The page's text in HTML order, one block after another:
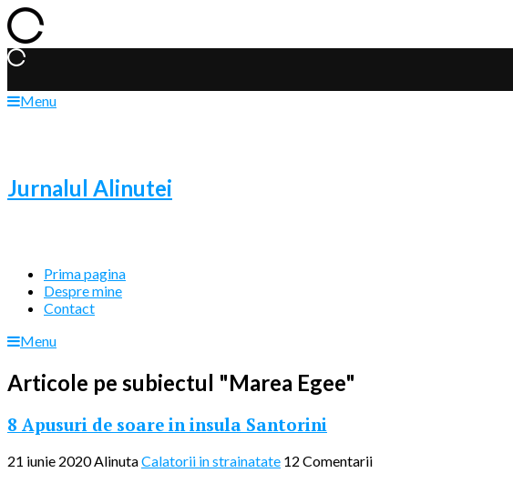
Menu
Jurnalul Alinutei
Prima pagina
Despre mine
Contact
Menu
Articole pe subiectul "Marea Egee"
8 Apusuri de soare in insula Santorini
21 iunie 2020AlinutaCalatorii in strainatate 12 Comentarii